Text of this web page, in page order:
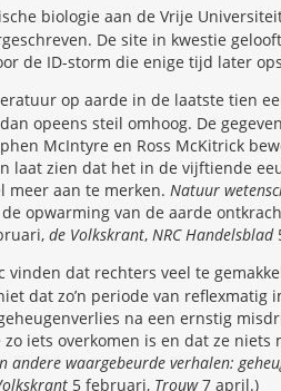
biologie aan de Vrije
De site in kwestie
de ID-storm die enige tijd later
op aarde in de laatste tien
opeens steil omhoog. De
McIntyre en Ross McKitrick
zien dat het in de vijftiende
meer aan te merken. Natuur
opwarming van de aarde
de Volkskrant, NRC Handelsblad
vinden dat rechters veel te
dat zo’n periode van
na een ernstig
iets overkomen is en dat ze niets
andere waargebeurde verhalen:
5 februari, Trouw7 april.)